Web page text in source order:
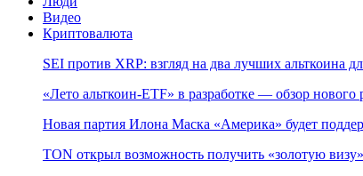
Видео
Криптовалюта
SEI против XRP: взгляд на два лучших альткоина
«Лето альткоин-ETF» в разработке — обзор нового
Новая партия Илона Маска «Америка» будет
TON открыл возможность получить «золотую